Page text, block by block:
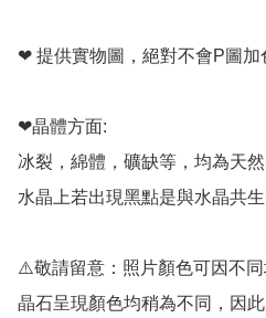
❤ 提供實物圖，絕對不會P圖加
❤晶體方面:
冰裂，綿體，礦缺等，均為天然
水晶上若出現黑點是與水晶共
⚠️敬請留意：照片顏色可因不同
晶石呈現顏色均稍為不同，因此